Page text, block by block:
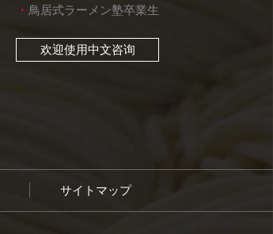
鳥居式ラーメン塾卒業生
欢迎使用中文咨询
サイトマップ